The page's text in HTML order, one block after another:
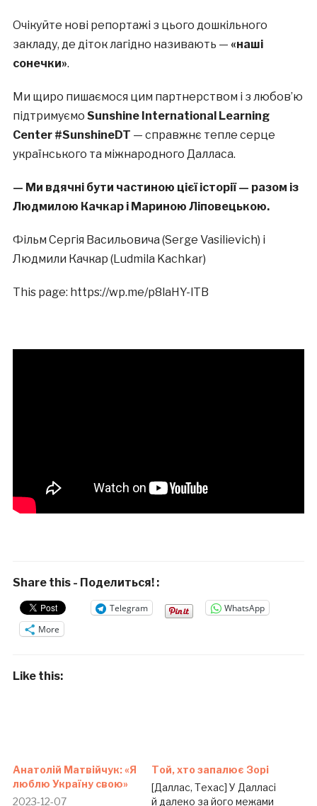
Очікуйте нові репортажі з цього дошкільного
закладу, де діток лагідно називають — «наші
сонечки».
Ми щиро пишаємося цим партнерством і з любов’ю
підтримуємо Sunshine International Learning
Center #SunshineDT — справжнє тепле серце
українського та міжнародного Далласа.
— Ми вдячні бути частиною цієї історії — разом із
Людмилою Качкар і Мариною Ліповецькою.
Фільм Сергія Васильовича (Serge Vasilievich) і
Людмили Качкар (Ludmila Kachkar)
This page: https://wp.me/p8laHY-lTB
Share this - Поделиться! :
Telegram
WhatsApp
More
Like this:
Анатолій Матвійчук: «Я
люблю Україну свою»
2023-12-07
Той, хто запалює Зорі
[Даллас, Техас] У Далласі
й далеко за його межами